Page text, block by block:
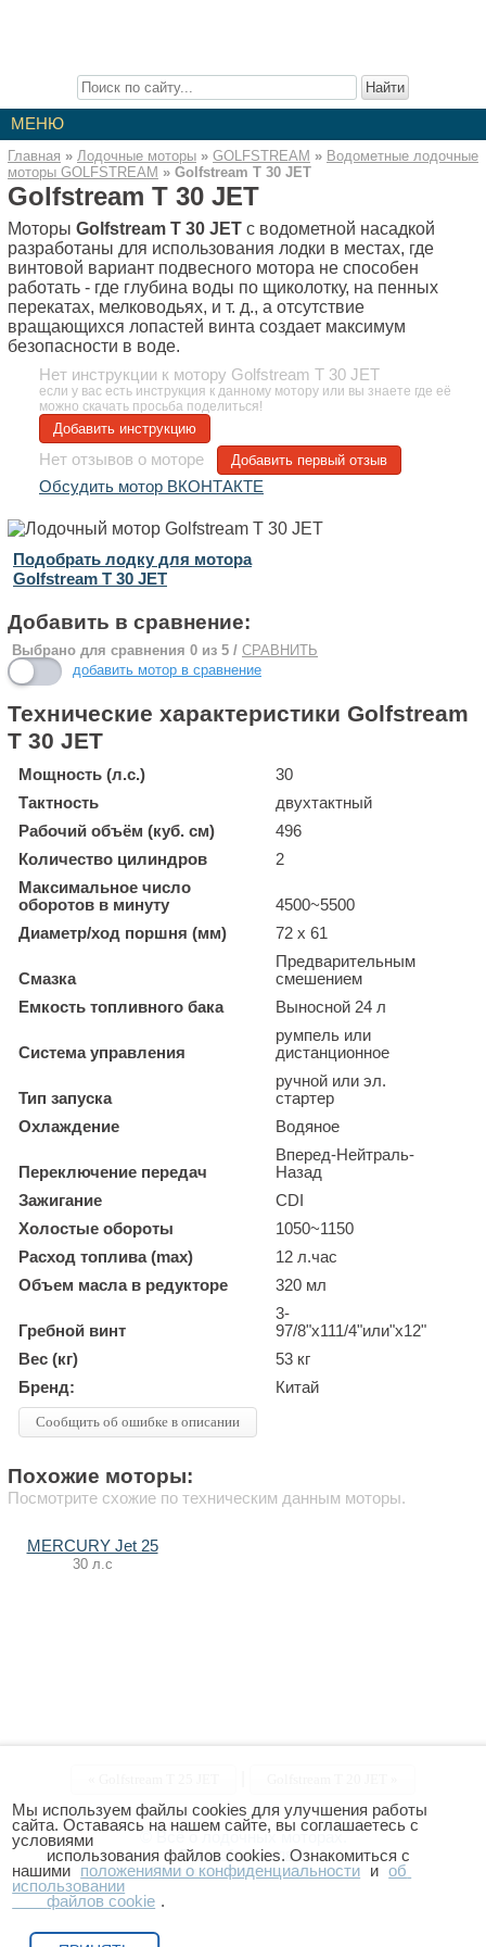
МЕНЮ
Главная » Лодочные моторы » GOLFSTREAM » Водометные лодочные
моторы GOLFSTREAM » Golfstream T 30 JET
Golfstream T 30 JET
Моторы Golfstream T 30 JET с водометной насадкой
разработаны для использования лодки в местах, где
винтовой вариант подвесного мотора не способен
работать - где глубина воды по щиколотку, на пенных
перекатах, мелководьях, и т. д., а отсутствие
вращающихся лопастей винта создает максимум
безопасности в воде.
Технические характеристики Golfstream
T 30 JET
Мощность (л.с.)
30
Тактность
двухтактный
Рабочий объём (куб. см)
496
Количество цилиндров
2
Максимальное число
оборотов в минуту
4500~5500
Диаметр/ход поршня (мм)
72 x 61
Смазка
Предварительным
смешением
Емкость топливного бака
Выносной 24 л
Система управления
румпель или
дистанционное
Тип запуска
ручной или эл.
стартер
Охлаждение
Водяное
Переключение передач
Вперед-Нейтраль-
Назад
Зажигание
CDI
Холостые обороты
1050~1150
Расход топлива (max)
12 л.час
Объем масла в редукторе
320 мл
Гребной винт
3-
97/8"х111/4"или"x12"
Вес (кг)
53 кг
Бренд:
Китай
Сообщить об ошибке в описании
Похожие моторы:
Посмотрите схожие по техническим данным моторы.
MERCURY Jet 25
30 л.с
Нет инструкции к мотору Golfstream T 30 JET
если у вас есть инструкция к данному мотору или вы знаете где её
можно скачать просьба поделиться!
Добавить инструкцию
Нет отзывов о моторе Добавить первый отзыв
Обсудить мотор ВКОНТАКТЕ
Подобрать лодку для мотора
Golfstream T 30 JET
Добавить в сравнение:
Выбрано для сравнения 0 из 5 / СРАВНИТЬ
добавить мотор в сравнение
© Всё о лодочных моторах.
Правообладателям
Политика конфиденциальности
Мы используем файлы cookies для улучшения работы
сайта. Оставаясь на нашем сайте, вы соглашаетесь с
условиями
нашими
положениями о конфиденциальности и об
использовании
        файлов cookie
.